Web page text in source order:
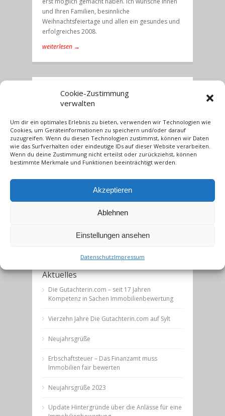
Cookie-Zustimmung
verwalten
Um dir ein optimales Erlebnis zu bieten, verwenden wir Technologien wie
Cookies, um Geräteinformationen zu speichern und/oder darauf
zuzugreifen. Wenn du diesen Technologien zustimmst, können wir Daten
wie das Surfverhalten oder eindeutige IDs auf dieser Website verarbeiten.
Wenn du deine Zustimmung nicht erteilst oder zurückziehst, können
bestimmte Merkmale und Funktionen beeinträchtigt werden.
Akzeptieren
Ablehnen
Einstellungen ansehen
DatenschutzImpressum
und Ihren Familien, besinnliche
Weihnachtsfeiertage und allen ein gesundes und
erfolgreiches 2008.
weiterlesen →
Dezember 14, 2007
Toilettenhäuschen
Danach kann auch ein Toilettenhäuschen der
Grundsteuer unterliegen. Ein solches WC könne
dann als zu versteuerndes Gebäude gelten, wenn
es fest mit dem Untergrund verbunden sei, so
München veröffentlichten Urteil entschieden.
Aktuelles
Die Gutachterin.com – seit 17 Jahren
Kompetenz in Sachen Immobilienbewertung
Vierzehn Jahre Die Gutachterin.com auf Sylt
Neujahrsgrüße
Erbschaftsteuer – Das Finanzamt muss
Immobilien fair bewerten
Neujahrsgrüße 2023
Update Hintergründe über die Anlässe für eine